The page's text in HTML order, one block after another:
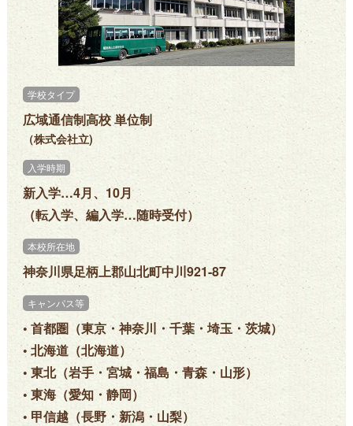
学校タイプ
広域通信制高校 単位制
（株式会社立)
入学時期
新入学…4月、10月
（転入学、編入学…随時受付）
本校所在地
神奈川県足柄上郡山北町中川921-87
キャンパス等
• 首都圏（東京・神奈川・千葉・埼玉・茨城）
• 北海道（北海道）
• 東北（岩手・宮城・福島・青森・山形）
• 東海（愛知・静岡）
• 甲信越（長野・新潟・山梨）